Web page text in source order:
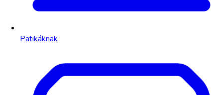
Patikáknak